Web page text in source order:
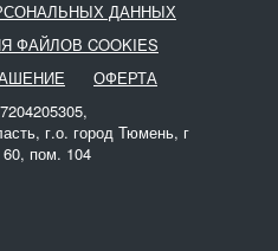
ДАННЫХ
ФАЙЛОВ COOKIES
ОФЕРТА
г.о. город Тюмень, г
пом. 104